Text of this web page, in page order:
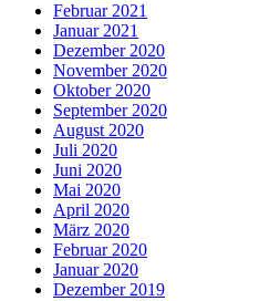
Februar 2021
Januar 2021
Dezember 2020
November 2020
Oktober 2020
September 2020
August 2020
Juli 2020
Juni 2020
Mai 2020
April 2020
März 2020
Februar 2020
Januar 2020
Dezember 2019